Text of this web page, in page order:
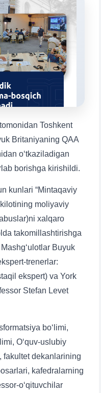
Toshkent
Britaniyaning QAA
o‘tkaziladigan
borishga kirishildi.
kunlari “Mintaqaviy
moliyaviy
xalqaro
takomillashtirishga
Buyuk
trenerlar:
ekspert) va York
Stefan Levet
bo‘limi,
O‘quv-uslubiy
fakultet dekanlarining
kafedralarning
o‘qituvchilar
aniq
2. Hujjatlar (magistr) (4)
4. Suhbat (magistr) (5)
8. Bakalavriat kvotasi (3)